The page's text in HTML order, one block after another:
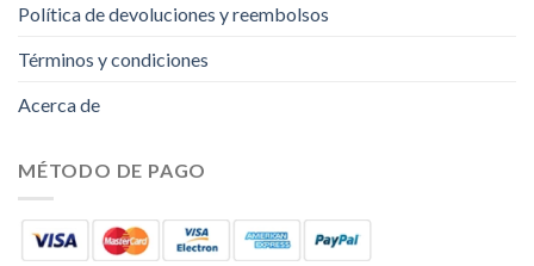
Política de devoluciones y reembolsos
Términos y condiciones
Acerca de
MÉTODO DE PAGO